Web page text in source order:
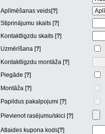
Aplīmēšanas veids[?]
Stiprinājumu skaits [?]
Kontaktligzdu skaits [?]
Uzmērīšana [?]
Kontaktligzdu montāža [?]
Piegāde [?]
Montāža [?]
Papildus pakalpojumi [?]
Pievienot rasējumu/skici [?]
Atlaides kupona kods[?]